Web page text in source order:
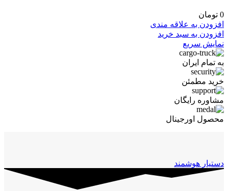
0 تومان
افزودن به علاقه مندی
افزودن به سبد خرید
نمایش سریع
به تمام ایران
خرید مطمئن
مشاوره رایگان
محصول اورجینال
دستیار هوشمند